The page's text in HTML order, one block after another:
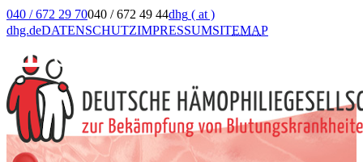
040 / 672 29 70040 / 672 49 44dhg ( at )
dhg.deDATENSCHUTZIMPRESSUMSITEMAP